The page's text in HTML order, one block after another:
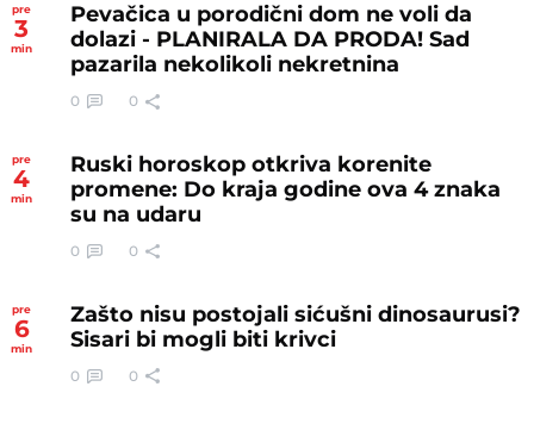
pre
3
min
Pevačica u porodični dom ne voli da
dolazi - PLANIRALA DA PRODA! Sad
pazarila nekolikoli nekretnina
0 0
pre
4
min
Ruski horoskop otkriva korenite
promene: Do kraja godine ova 4 znaka
su na udaru
0 0
pre
6
min
Zašto nisu postojali sićušni dinosaurusi?
Sisari bi mogli biti krivci
0 0